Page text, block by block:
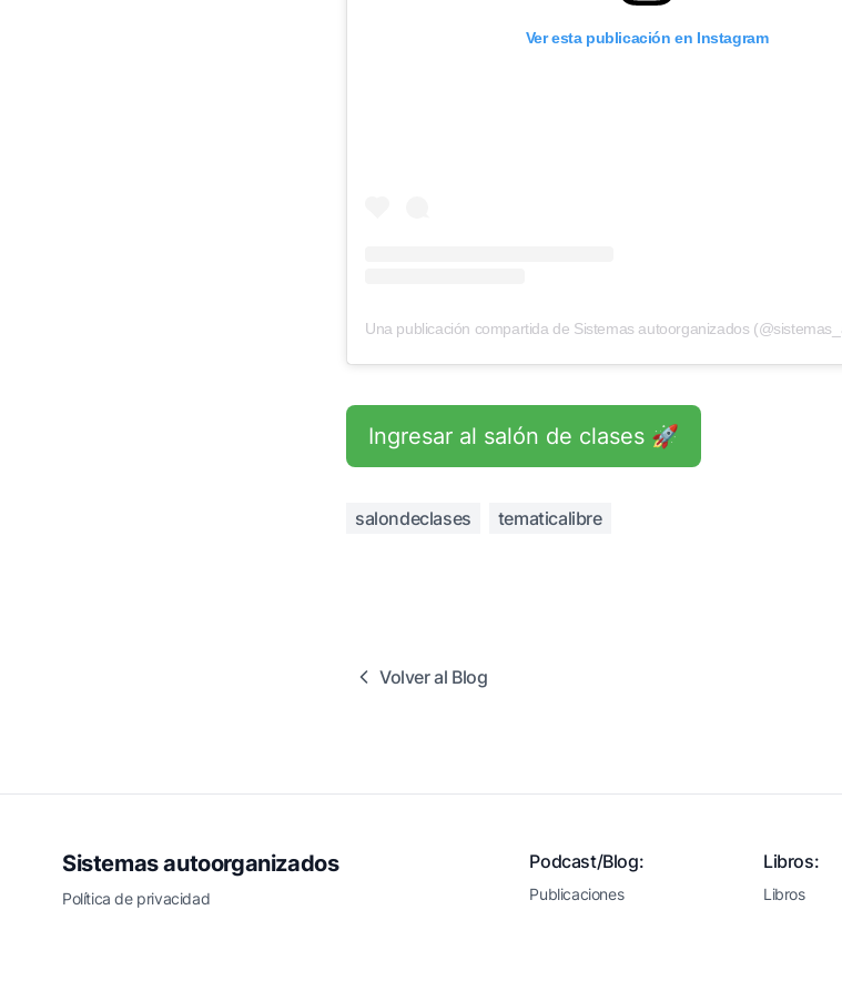
Ver esta publicación en Instagram
Ingresar al salón de clases 🚀
salondeclases tematicalibre
Volver al Blog
Sistemas autoorganizados
Política de privacidad
Podcast/Blog:
Publicaciones
Libros:
Libros